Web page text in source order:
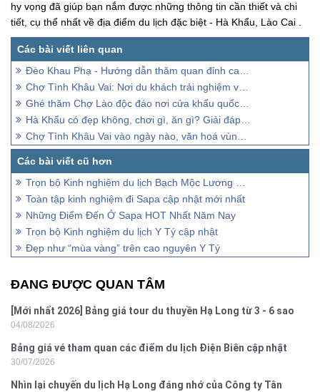
hy vọng đã giúp bạn nắm được những thông tin cần thiết và chi
tiết, cụ thể nhất về địa điểm du lịch đặc biệt - Hà Khẩu, Lào Cai .
Đèo Khau Phạ - Hướng dẫn thăm quan đỉnh cao Yên Bái
Chợ Tình Khâu Vai: Nơi du khách trải nghiệm văn hoá di sản
Ghé thăm Chợ Lào độc đáo nơi cửa khẩu quốc tế Lóng Sập
Hà Khẩu có đẹp không, chơi gì, ăn gì? Giải đáp tất tần tật
Chợ Tình Khâu Vai vào ngày nào, văn hoá vùng dân tộc nào?
Trọn bộ Kinh nghiệm du lịch Bạch Mộc Lương Tử cập nhật mới nhất
Toàn tập kinh nghiệm đi Sapa cập nhật mới nhất
Những Điểm Đến Ở Sapa HOT Nhất Năm Nay
Trọn bộ Kinh nghiệm du lịch Y Tý cập nhật
Đẹp như “mùa vàng” trên cao nguyên Y Tý
ĐANG ĐƯỢC QUAN TÂM
[Mới nhất 2026] Bảng giá tour du thuyền Hạ Long từ 3 - 6 sao
04/08/2026
Bảng giá vé tham quan các điểm du lịch Điện Biên cập nhật
2026
30/07/2026
Nhìn lại chuyến du lịch Hạ Long đáng nhớ của Công ty Tân